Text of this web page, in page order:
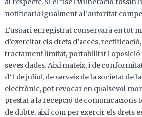
al respecte. Si el risc i vulneració fossin
notificaria igualment a l’autoritat
L’usuari enregistrat conservarà en tot
d’exercitar els drets d’accés,
tractament limitat, portabilitat i oposició
seves dades. Així mateix, i de
d’1 de juliol, de serveis de la societat de
electrònic, pot revocar en qualsevol
prestat a la recepció de comunicacions
de dubte, així com per exercir els drets